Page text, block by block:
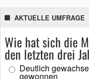
AKTUELLE UMFRAGE
Wie hat sich die
den letzten drei
Deutlich
gewonnen